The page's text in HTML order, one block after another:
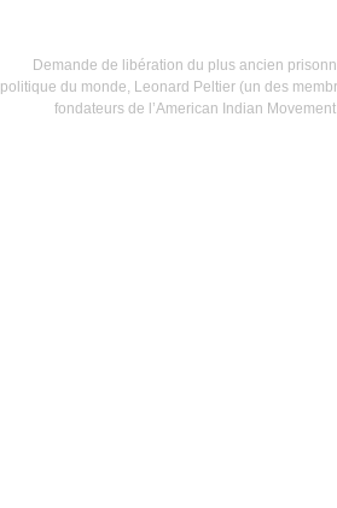
Demande de libération du plus ancien
politique du monde, Leonard Peltier (un des
fondateurs de l’American Indian Movement